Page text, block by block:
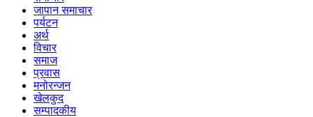
जापान समाचार
पर्यटन
अर्थ
विचार
समाज
प्रवास
मनोरन्जन
खेलकुद
सम्पादकीय